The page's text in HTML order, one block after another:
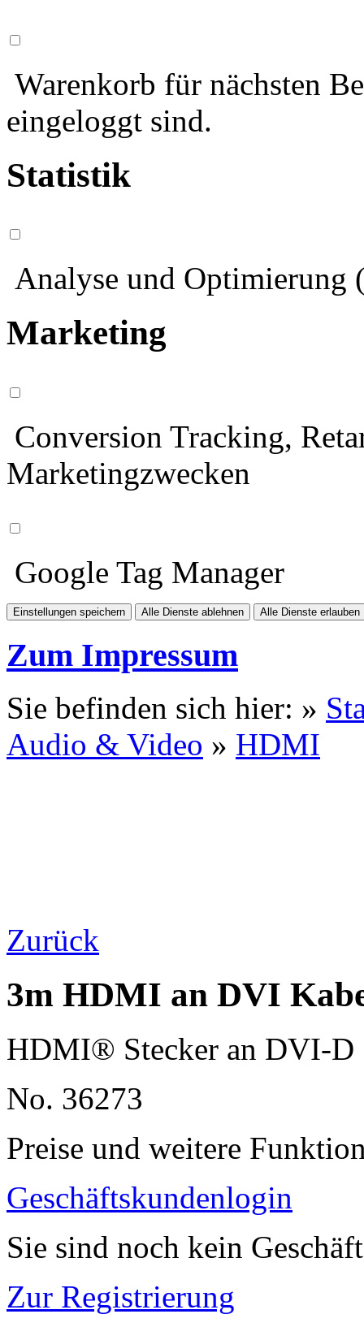
Warenkorb für nächsten
eingeloggt sind.
Statistik
Analyse und Optimierung
Marketing
Conversion Tracking,
Marketingzwecken
Google Tag Manager
Einstellungen speichern Alle Dienste ablehnen Alle Dienste erlauben
Zum Impressum
Sie befinden sich hier: »
Audio & Video » HDMI
Zurück
3m HDMI an DVI
HDMI® Stecker an DVI-D
No. 36273
Preise und weitere
Geschäftskundenlogin
Sie sind noch kein
Zur Registrierung